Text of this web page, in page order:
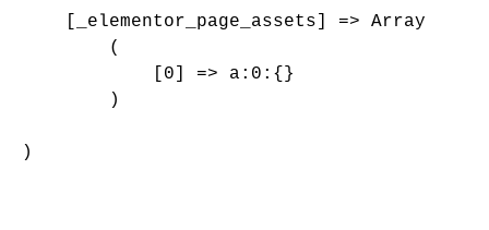
    [_elementor_page_assets] => Array
        (
            [0] => a:0:{}
        )
)